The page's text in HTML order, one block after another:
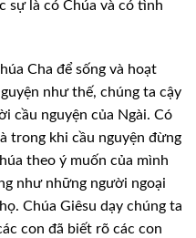
sự là có Chúa và có tình
Cha để sống và hoạt
như thế, chúng ta cậy
cầu nguyện của Ngài. Có
là trong khi cầu nguyện đừng
theo ý muốn của mình
như những người ngoại
Chúa Giêsu dạy chúng ta
con đã biết rõ các con